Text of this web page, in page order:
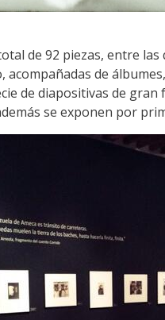
de 92 piezas, entre
acompañadas de
de diapositivas de
se exponen por